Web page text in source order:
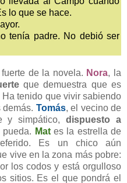
lo que se hace.
tenía padre. No debió ser
de la novela. Nora, la
que demuestra que es
tenido que vivir sabiendo
Tomás, el vecino de
y simpático,dispuesto a
Mates la estrella de
Es un chico aún
vive en la zona más pobre:
los codos y está orgulloso
sitios. Es el que pondrá el